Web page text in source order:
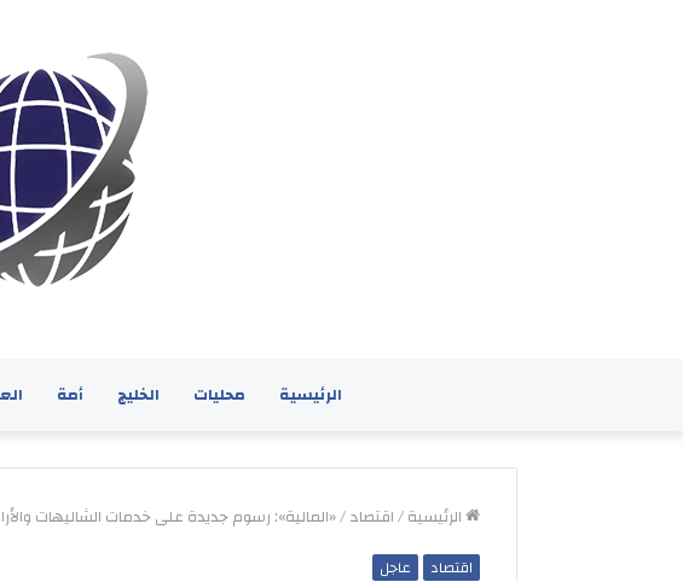
الرئيسية محليات الخليج أمة
الرئيسية/اقتصاد/«المالية»: رسوم جديدة على خدمات الشاليهات
اقتصاد عاجل